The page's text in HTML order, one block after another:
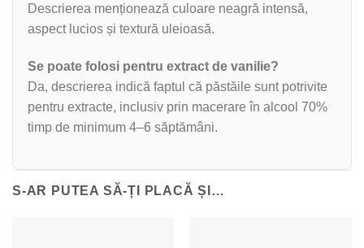
Descrierea menționează culoare neagră intensă,
aspect lucios și textură uleioasă.
Se poate folosi pentru extract de vanilie?
Da, descrierea indică faptul că păstăile sunt potrivite
pentru extracte, inclusiv prin macerare în alcool 70%
timp de minimum 4–6 săptămâni.
S-AR PUTEA SĂ-ȚI PLACĂ ȘI…